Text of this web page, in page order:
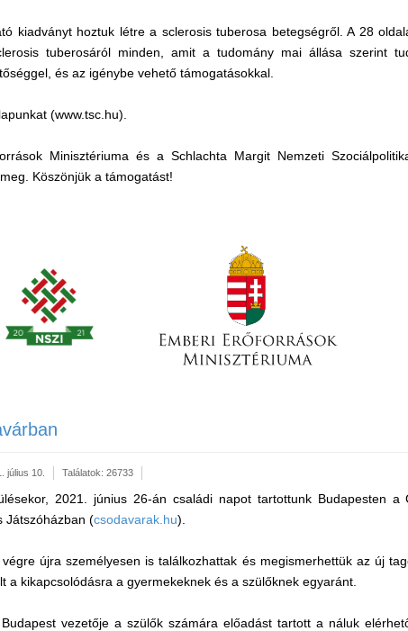
kiadványt hoztuk létre a sclerosis tuberosa betegségről. A 28
tuberosáról minden, amit a tudomány mai állása szerint
és az igénybe vehető támogatásokkal.
(www.tsc.hu).
Minisztériuma és a Schlachta Margit Nemzeti
Köszönjük a támogatást!
július 10. Találatok: 26733
2021. június 26-án családi napot tartottunk Budapesten a
Játszóházban (csodavarak.hu).
újra személyesen is találkozhattak és megismerhettük az új
a kikapcsolódásra a gyermekeknek és a szülőknek egyaránt.
vezetője a szülők számára előadást tartott a náluk